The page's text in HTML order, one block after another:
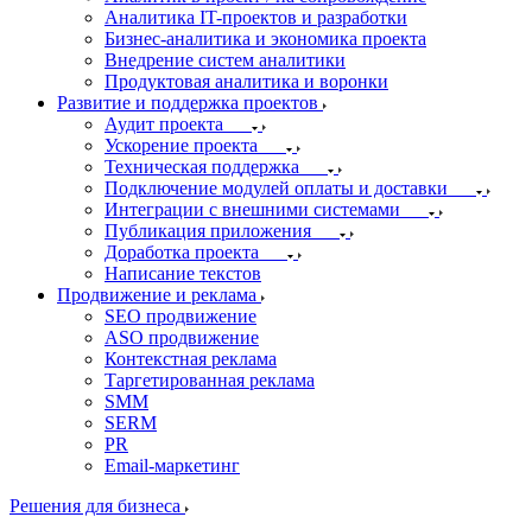
Аналитика IT-проектов и разработки
Бизнес-аналитика и экономика проекта
Внедрение систем аналитики
Продуктовая аналитика и воронки
Развитие и поддержка проектов
Аудит проекта
Ускорение проекта
Техническая поддержка
Подключение модулей оплаты и доставки
Интеграции с внешними системами
Публикация приложения
Доработка проекта
Написание текстов
Продвижение и реклама
SEO продвижение
ASO продвижение
Контекстная реклама
Таргетированная реклама
SMM
SERM
PR
Email-маркетинг
Решения для бизнеса